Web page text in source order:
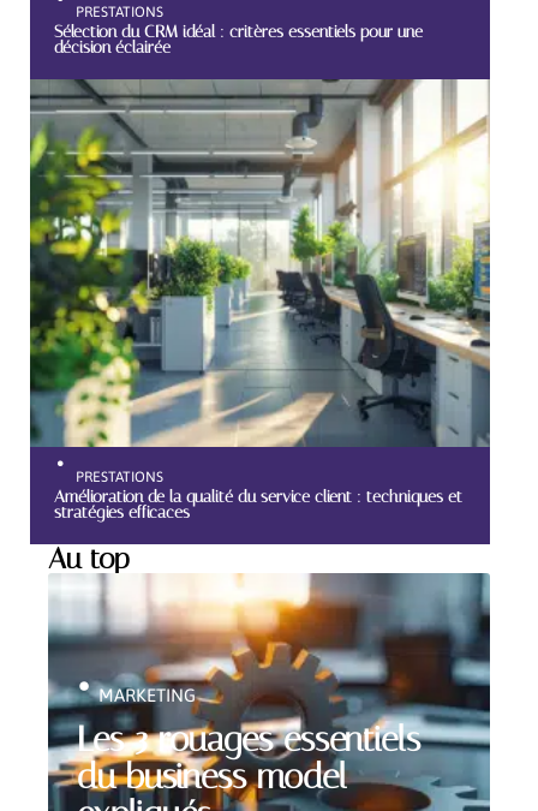
PRESTATIONS
Sélection du CRM idéal : critères essentiels pour une
décision éclairée
PRESTATIONS
Amélioration de la qualité du service client : techniques et
stratégies efficaces
Au top
Les 3 rouages essentiels
du business model
MARKETING